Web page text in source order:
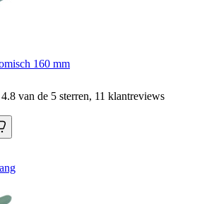
160 mm
van de 5 sterren, 11 klantreviews